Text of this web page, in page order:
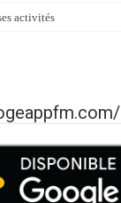
activités